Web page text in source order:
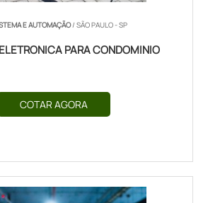
E AUTOMAÇÃO/ SÃO PAULO - SP
PARA CONDOMINIO
COTAR AGORA